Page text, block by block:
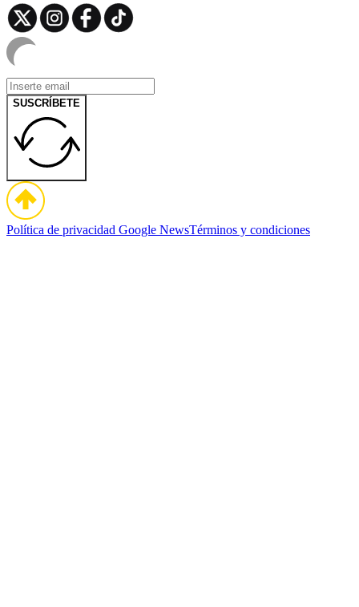
SUSCRÍBETE
Política de privacidad Google NewsTérminos y condiciones